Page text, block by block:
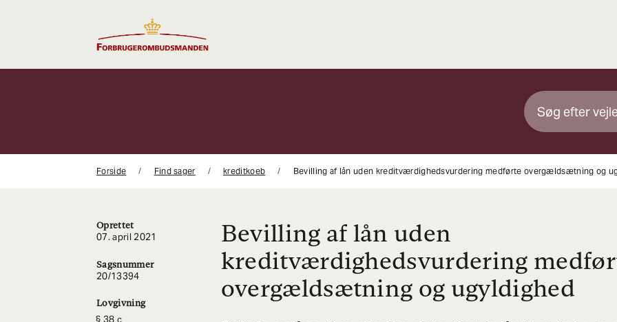
Forside Find sager kreditkoeb Bevilling af lån uden kreditværdighedsvurdering medførte overgældsætning og
Oprettet
07. april 2021
Sagsnummer
20/13394
Lovgivning
38 c
Bevilling af lån uden
kreditværdighedsvurdering
overgældsætning og ugyldighed